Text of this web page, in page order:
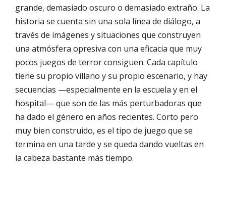
grande, demasiado oscuro o demasiado extraño. La
historia se cuenta sin una sola línea de diálogo, a
través de imágenes y situaciones que construyen
una atmósfera opresiva con una eficacia que muy
pocos juegos de terror consiguen. Cada capítulo
tiene su propio villano y su propio escenario, y hay
secuencias —especialmente en la escuela y en el
hospital— que son de las más perturbadoras que
ha dado el género en años recientes. Corto pero
muy bien construido, es el tipo de juego que se
termina en una tarde y se queda dando vueltas en
la cabeza bastante más tiempo.